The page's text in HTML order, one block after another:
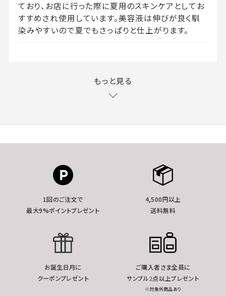
ており、お店に行った際に夏用のスキンケアとしてお
すすめされ使用しています。美容液は伸びが良く馴
染みやすいので夏でもさっぱりと仕上がります。
もっと見る
1回のご注文で
最大9%ポイントプレゼント
4,500円以上
送料無料
お誕生日月に
クーポンプレゼント
ご購入者さま全員に
サンプル2点以上プレゼント
※対象外商品あり